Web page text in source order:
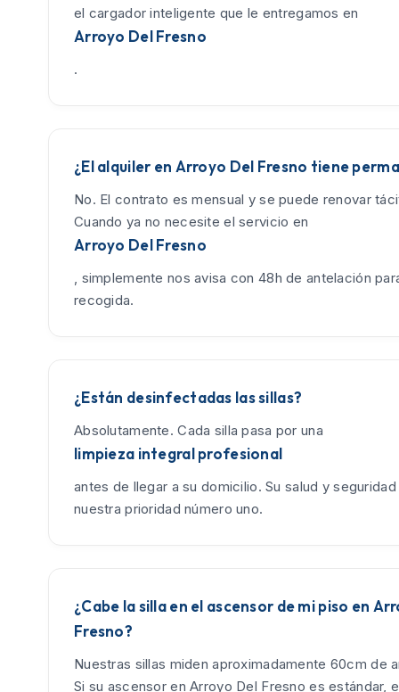
el cargador inteligente que le entregamos en
Arroyo Del Fresno
.
¿El alquiler en Arroyo Del Fresno tiene
No. El contrato es mensual y se puede renovar
Cuando ya no necesite el servicio en
Arroyo Del Fresno
, simplemente nos avisa con 48h de antelación
recogida.
¿Están desinfectadas las sillas?
Absolutamente. Cada silla pasa por una
limpieza integral profesional
antes de llegar a su domicilio. Su salud y
nuestra prioridad número uno.
¿Cabe la silla en el ascensor de mi piso en
Fresno?
Nuestras sillas miden aproximadamente 60cm de
Si su ascensor en Arroyo Del Fresno es estándar,